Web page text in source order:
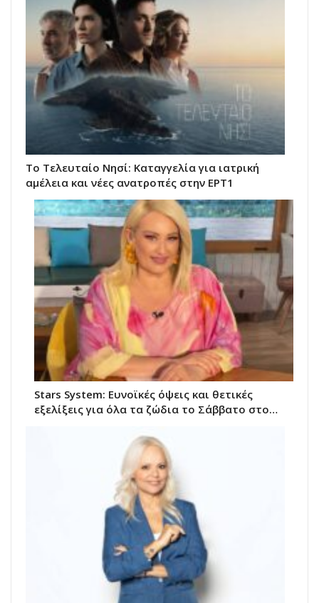
Το Τελευταίο Νησί: Καταγγελία για ιατρική
αμέλεια και νέες ανατροπές στην ΕΡΤ1
Stars System: Ευνοϊκές όψεις και θετικές
εξελίξεις για όλα τα ζώδια το Σάββατο στο…